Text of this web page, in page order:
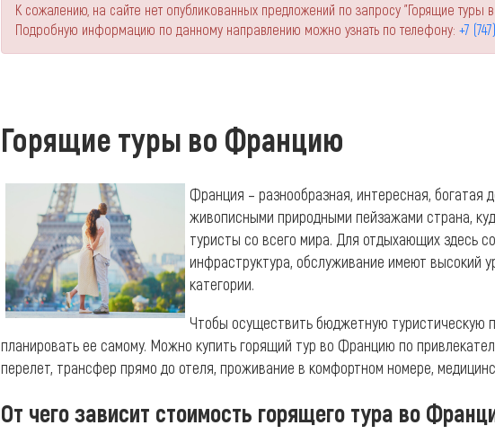
К сожалению, на сайте нет опубликованных предложений по запросу "Горящие туры
Подробную информацию по данному направлению можно узнать по телефону: +7
Горящие туры во Францию
Франция – разнообразная, интересная, богатая
живописными природными пейзажами страна,
туристы со всего мира. Для отдыхающих здесь
инфраструктура, обслуживание имеют высокий
категории.
Чтобы осуществить бюджетную туристическую
планировать ее самому. Можно купить горящий тур во Францию по
перелет, трансфер прямо до отеля, проживание в комфортном номере,
От чего зависит стоимость горящего тура во